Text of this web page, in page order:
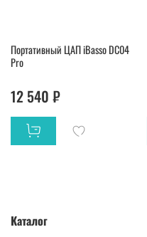
Портативный ЦАП iBasso DC04
Pro
12 540 ₽
Каталог